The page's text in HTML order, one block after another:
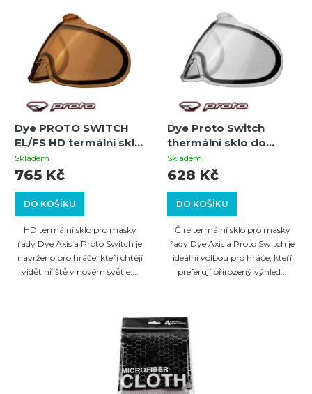
Dye PROTO SWITCH
EL/FS HD termální sklo
do paintballové masky
– náhradní sklo pro
Switch
Skladem
DO KOŠÍKU
765 Kč
HD termální sklo pro masky
řady Dye Axis a Proto Switch je
navrženo pro hráče, kteří chtějí
vidět hřiště v novém světle....
Dye Proto Switch
thermální sklo do
paintballové masky –
Clear – náhradní sklo
Switch
Skladem
DO KOŠÍKU
628 Kč
Čiré termální sklo pro masky
řady Dye Axis a Proto Switch je
ideální volbou pro hráče, kteří
preferují přirozený výhled...